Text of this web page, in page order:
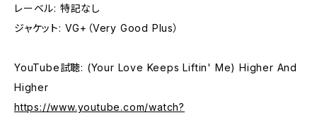
レーベル: 特記なし
ジャケット: VG+（Very Good Plus）
YouTube試聴: (Your Love Keeps Liftin' Me) Higher And
Higher
https://www.youtube.com/watch?